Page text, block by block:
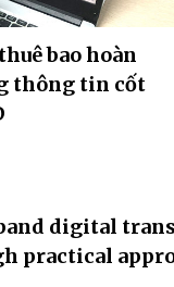
bao hoàn
thông tin cốt
digital
practical